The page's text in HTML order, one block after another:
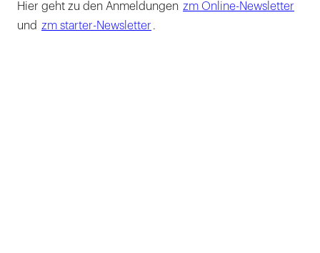
Hier geht zu den Anmeldungen zm Online-Newsletter
und zm starter-Newsletter .